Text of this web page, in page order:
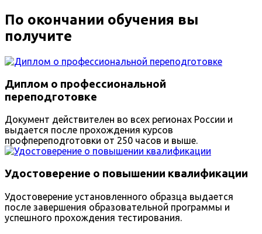
По окончании обучения вы
получите
Диплом о профессиональной
переподготовке
Документ действителен во всех регионах России и
выдается после прохождения курсов
профпереподготовки от 250 часов и выше.
Удостоверение о повышении квалификации
Удостоверение установленного образца выдается
после завершения образовательной программы и
успешного прохождения тестирования.